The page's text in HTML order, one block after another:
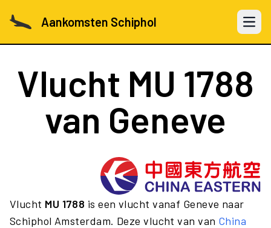
Aankomsten Schiphol Open
Vlucht MU 1788
van Geneve
Vlucht MU 1788 is een vlucht vanaf Geneve naar
Schiphol Amsterdam. Deze vlucht van van China